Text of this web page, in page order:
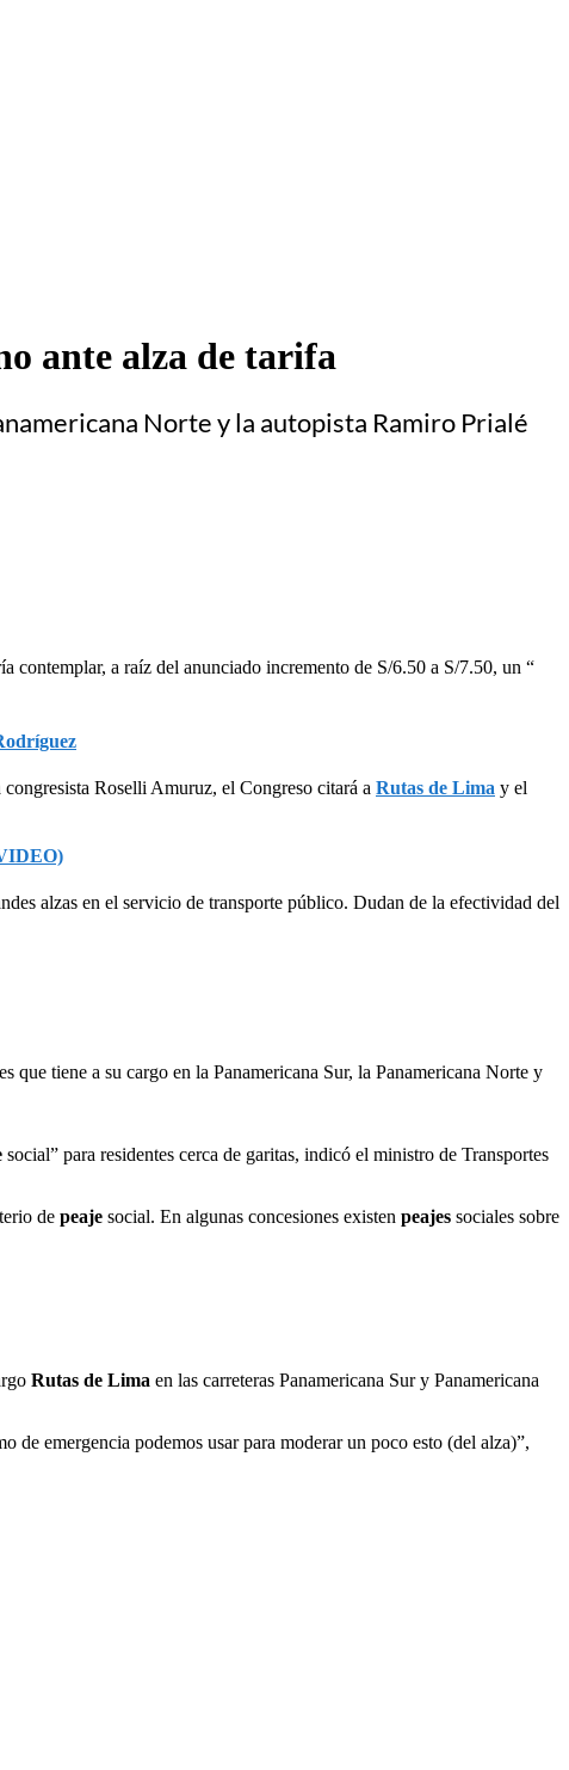
ante alza de tarifa
Norte y la autopista Ramiro Prialé
contemplar, a raíz del anunciado incremento de S/6.50 a S/7.50, un “
Roselli Amuruz, el Congreso citará a Rutas de Lima y el
alzas en el servicio de transporte público. Dudan de la efectividad del
tiene a su cargo en la Panamericana Sur, la Panamericana Norte y
social” para residentes cerca de garitas, indicó el ministro de Transportes
de peaje social. En algunas concesiones existen peajes sociales sobre
Rutas de Lima en las carreteras Panamericana Sur y Panamericana
de emergencia podemos usar para moderar un poco esto (del alza)”,